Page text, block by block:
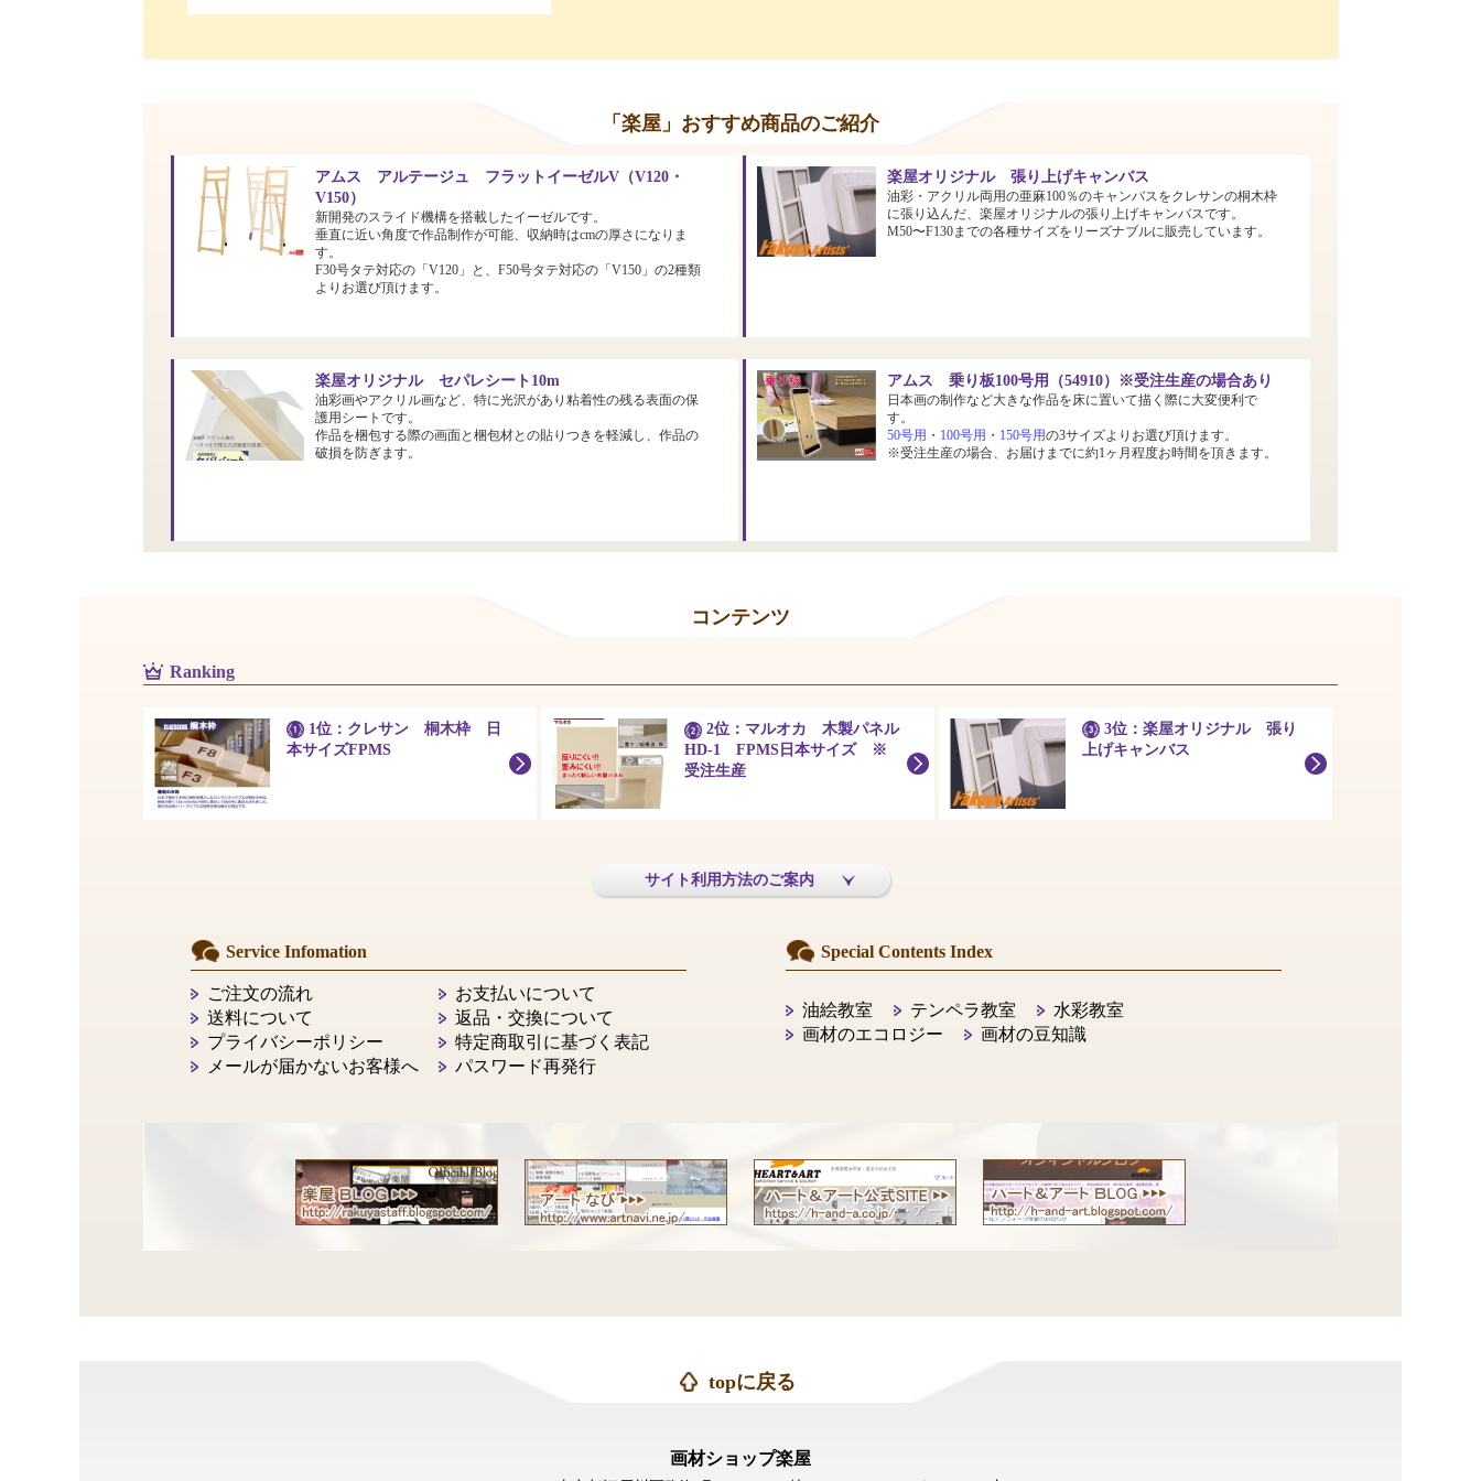
「楽屋」おすすめ商品のご紹介
アムス アルテージュ フラットイーゼルV（V120・
V150）
新開発のスライド機構を搭載したイーゼルです。
垂直に近い角度で作品制作が可能、収納時はcmの厚さになりま
す。
F30号タテ対応の「V120」と、F50号タテ対応の「V150」の2種類
よりお選び頂けます。
楽屋オリジナル 張り上げキャンバス
油彩・アクリル両用の亜麻100％のキャンバスをクレサンの桐木枠
に張り込んだ、楽屋オリジナルの張り上げキャンバスです。
M50〜F130までの各種サイズをリーズナブルに販売しています。
楽屋オリジナル セパレシート10m
油彩画やアクリル画など、特に光沢があり粘着性の残る表面の保
護用シートです。
作品を梱包する際の画面と梱包材との貼りつきを軽減し、作品の
破損を防ぎます。
アムス 乗り板100号用（54910）※受注生産の場合あり
日本画の制作など大きな作品を床に置いて描く際に大変便利で
す。
50号用 ・ 100号用 ・ 150号用の3サイズよりお選び頂けます。
※受注生産の場合、お届けまでに約1ヶ月程度お時間を頂きます。
コンテンツ
Ranking
1位：クレサン 桐木枠 日
本サイズFPMS
2位：マルオカ 木製パネル
HD-1 FPMS日本サイズ ※
受注生産
3位：楽屋オリジナル 張り
上げキャンバス
サイト利用方法のご案内
Service Infomation
ご注文の流れ
お支払いについて
送料について
返品・交換について
プライバシーポリシー
特定商取引に基づく表記
メールが届かないお客様へ
パスワード再発行
Special Contents Index
油絵教室 テンペラ教室
水彩教室
画材のエコロジー
画材の豆知識
topに戻る
画材ショップ楽屋